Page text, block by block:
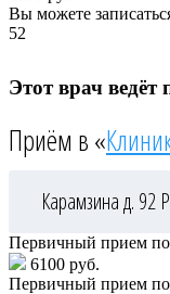
Вы можете
52
Этот врач
Приём в «
Карамзина д. 92
Первичный прием
6100 руб.
Первичный прием